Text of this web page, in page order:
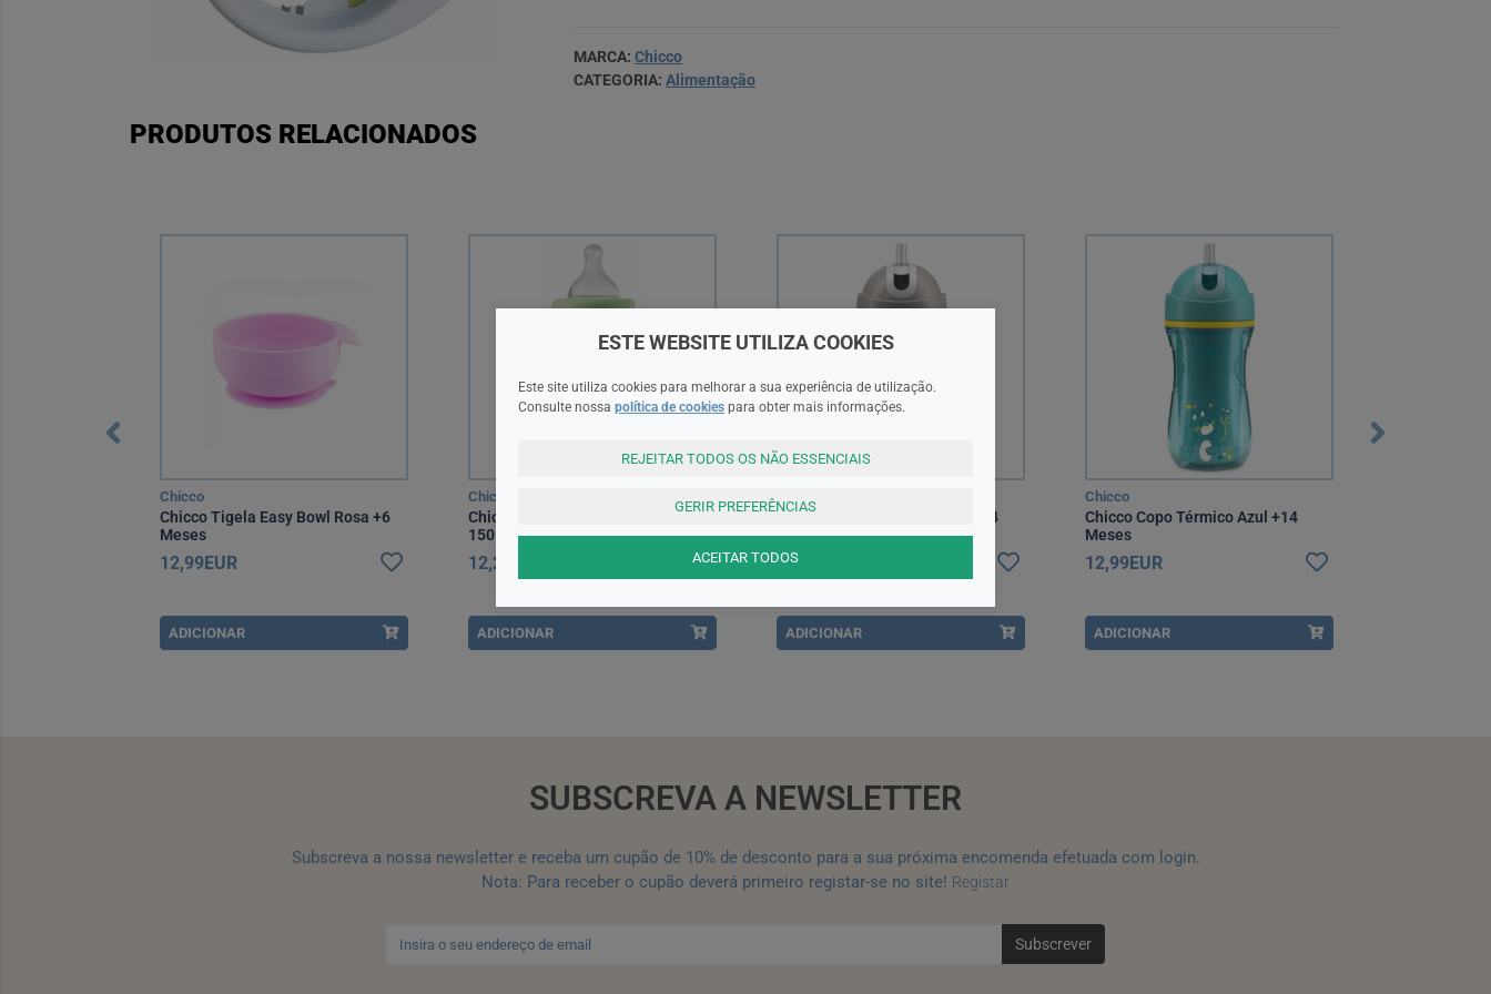
MARCA: Chicco
CATEGORIA: Alimentação
PRODUTOS RELACIONADOS
Chicco
Chicco Tigela Easy Bowl Rosa +6
Meses
12,99EUR
ADICIONAR
Chicco
Chicco Biberão Perfect Easy Verde
150 ml +0 Meses Fluxo Lento
12,20EUR
ADICIONAR
Chicco Copo Térmico Cinza +14
Meses
12,99EUR
ADICIONAR
Chicco
Chicco Copo Térmico Azul +14
Meses
12,99EUR
ADICIONAR
SUBSCREVA A NEWSLETTER
Subscreva a nossa newsletter e receba um cupão de 10% de desconto para a sua próxima encomenda efetuada com login.
Nota: Para receber o cupão deverá primeiro registar-se no site! Registar
Subscrever
ESTE WEBSITE UTILIZA COOKIES
Este site utiliza cookies para melhorar a sua experiência de utilização.
Consulte nossa política de cookies para obter mais informações.
REJEITAR TODOS OS NÃO ESSENCIAIS
GERIR PREFERÊNCIAS
ACEITAR TODOS